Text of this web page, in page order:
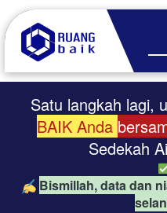
Satu langkah lagi,
BAIK Anda
Sedekah
Bismillah, data dan